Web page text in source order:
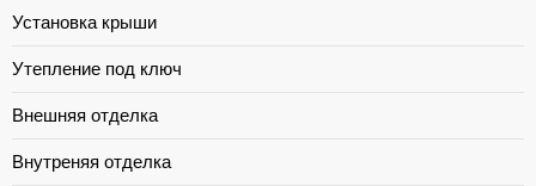
Установка крыши
Утепление под ключ
Внешняя отделка
Внутреняя отделка